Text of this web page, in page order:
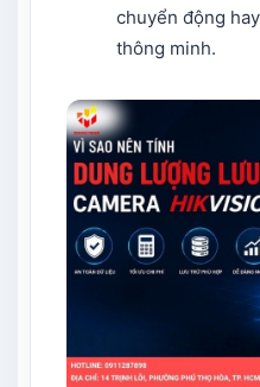
chuyển động
thông minh.